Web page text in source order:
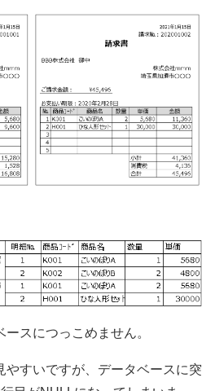
スにつっこめません。
やすいですが、データベースに突